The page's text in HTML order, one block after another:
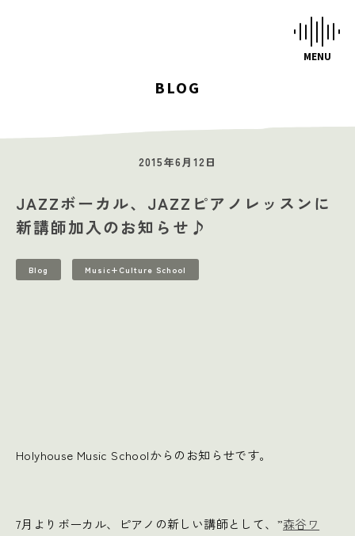
STUDIOS
MUSIC SCHOOL
CAFE-STUDIO
EVENTS
BLOG
BLOG
2015年6月12日
JAZZボーカル、JAZZピアノレッスンに
新講師加入のお知らせ♪
Blog Music+Culture School
Holyhouse Music Schoolからのお知らせです。
7月よりボーカル、ピアノの新しい講師として、”森谷ワ